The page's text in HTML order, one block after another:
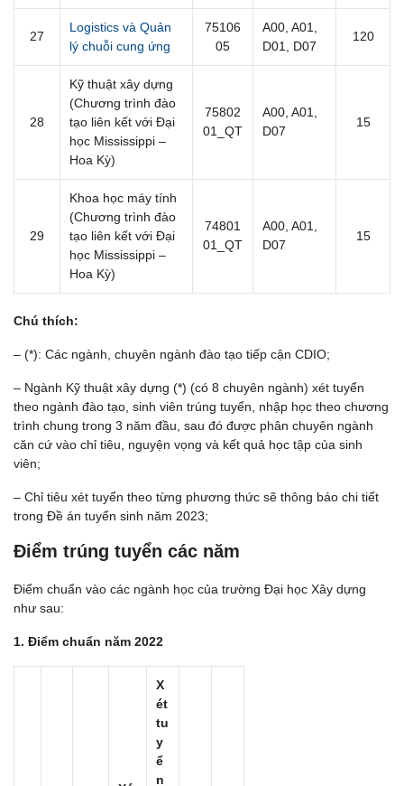
27
Logistics và Quản
lý chuỗi cung ứng
75106
05
A00, A01,
D01, D07
120
28
Kỹ thuật xây dựng
(Chương trình đào
tạo liên kết với Đại
học Mississippi –
Hoa Kỳ)
75802
01_QT
A00, A01,
D07
15
29
Khoa học máy tính
(Chương trình đào
tạo liên kết với Đại
học Mississippi –
Hoa Kỳ)
74801
01_QT
A00, A01,
D07
15
Chú thích:
– (*): Các ngành, chuyên ngành đào tạo tiếp cận CDIO;
– Ngành Kỹ thuật xây dựng (*) (có 8 chuyên ngành) xét tuyển
theo ngành đào tạo, sinh viên trúng tuyển, nhập học theo chương
trình chung trong 3 năm đầu, sau đó được phân chuyên ngành
căn cứ vào chỉ tiêu, nguyện vọng và kết quả học tập của sinh
viên;
– Chỉ tiêu xét tuyển theo từng phương thức sẽ thông báo chi tiết
trong Đề án tuyển sinh năm 2023;
Điểm trúng tuyển các năm
Điểm chuẩn vào các ngành học của trường Đại học Xây dựng
như sau:
1. Điểm chuẩn năm 2022
X
ét
tu
y
ể
n